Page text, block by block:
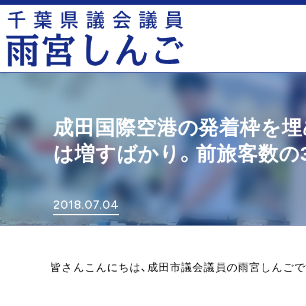
成田国際空港の発着枠を
は増すばかり。前旅客数
2018.07.04
皆さんこんにちは、成田市議会議員の雨宮しんごで